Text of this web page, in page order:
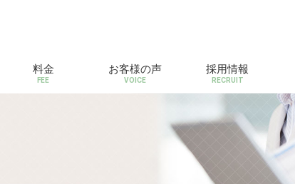
料金
FEE
お客様の声
VOICE
採用情報
RECRUIT